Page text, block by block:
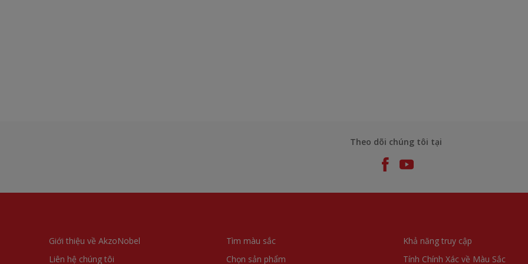
Theo dõi chúng tôi tại
Giới thiệu về AkzoNobel
Liên hệ chúng tôi
Tìm màu sắc
Chọn sản phẩm
Khả năng truy cập
Tính Chính Xác về Màu Sắc